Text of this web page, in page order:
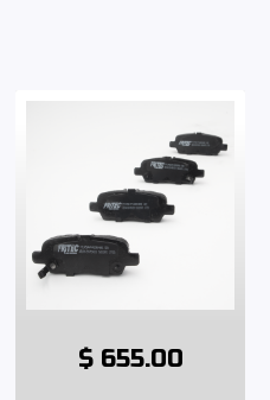
$ 655.00